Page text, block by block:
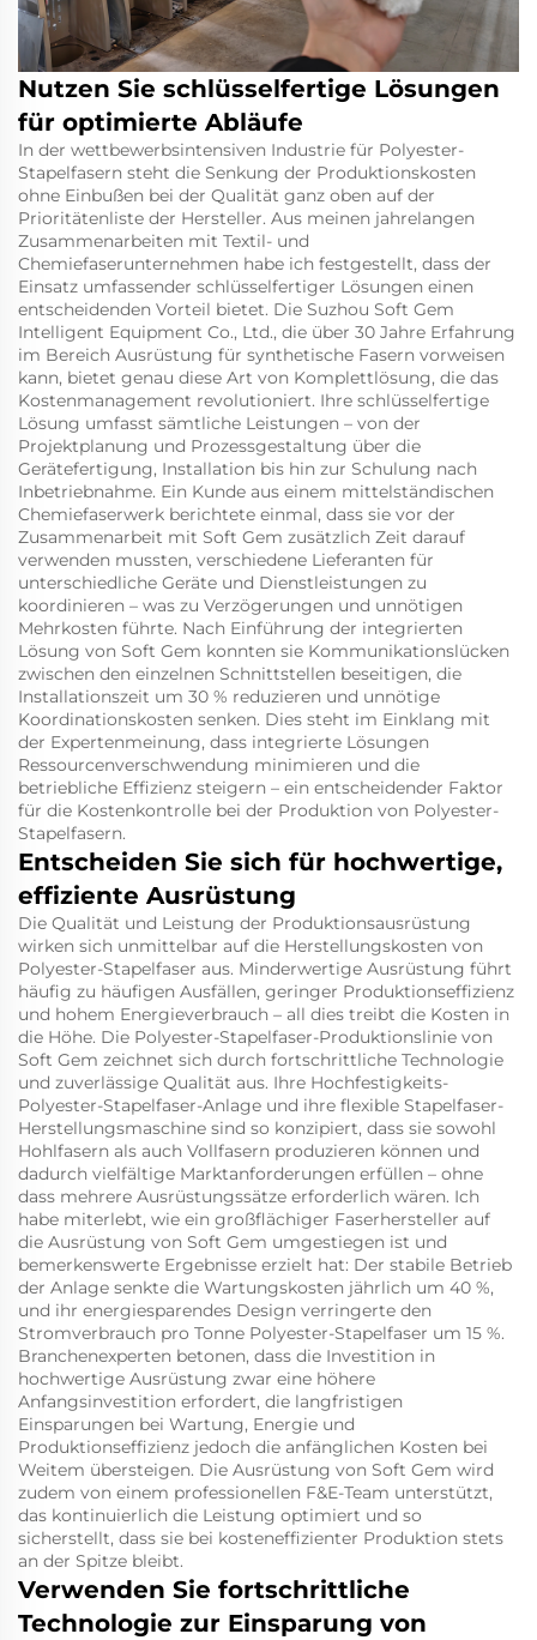
Nutzen Sie schlüsselfertige Lösungen
für optimierte Abläufe
In der wettbewerbsintensiven Industrie für Polyester-
Stapelfasern steht die Senkung der Produktionskosten
ohne Einbußen bei der Qualität ganz oben auf der
Prioritätenliste der Hersteller. Aus meinen jahrelangen
Zusammenarbeiten mit Textil- und
Chemiefaserunternehmen habe ich festgestellt, dass der
Einsatz umfassender schlüsselfertiger Lösungen einen
entscheidenden Vorteil bietet. Die Suzhou Soft Gem
Intelligent Equipment Co., Ltd., die über 30 Jahre Erfahrung
im Bereich Ausrüstung für synthetische Fasern vorweisen
kann, bietet genau diese Art von Komplettlösung, die das
Kostenmanagement revolutioniert. Ihre schlüsselfertige
Lösung umfasst sämtliche Leistungen – von der
Projektplanung und Prozessgestaltung über die
Gerätefertigung, Installation bis hin zur Schulung nach
Inbetriebnahme. Ein Kunde aus einem mittelständischen
Chemiefaserwerk berichtete einmal, dass sie vor der
Zusammenarbeit mit Soft Gem zusätzlich Zeit darauf
verwenden mussten, verschiedene Lieferanten für
unterschiedliche Geräte und Dienstleistungen zu
koordinieren – was zu Verzögerungen und unnötigen
Mehrkosten führte. Nach Einführung der integrierten
Lösung von Soft Gem konnten sie Kommunikationslücken
zwischen den einzelnen Schnittstellen beseitigen, die
Installationszeit um 30 % reduzieren und unnötige
Koordinationskosten senken. Dies steht im Einklang mit
der Expertenmeinung, dass integrierte Lösungen
Ressourcenverschwendung minimieren und die
betriebliche Effizienz steigern – ein entscheidender Faktor
für die Kostenkontrolle bei der Produktion von Polyester-
Stapelfasern.
Entscheiden Sie sich für hochwertige,
effiziente Ausrüstung
Die Qualität und Leistung der Produktionsausrüstung
wirken sich unmittelbar auf die Herstellungskosten von
Polyester-Stapelfaser aus. Minderwertige Ausrüstung führt
häufig zu häufigen Ausfällen, geringer Produktionseffizienz
und hohem Energieverbrauch – all dies treibt die Kosten in
die Höhe. Die Polyester-Stapelfaser-Produktionslinie von
Soft Gem zeichnet sich durch fortschrittliche Technologie
und zuverlässige Qualität aus. Ihre Hochfestigkeits-
Polyester-Stapelfaser-Anlage und ihre flexible Stapelfaser-
Herstellungsmaschine sind so konzipiert, dass sie sowohl
Hohlfasern als auch Vollfasern produzieren können und
dadurch vielfältige Marktanforderungen erfüllen – ohne
dass mehrere Ausrüstungssätze erforderlich wären. Ich
habe miterlebt, wie ein großflächiger Faserhersteller auf
die Ausrüstung von Soft Gem umgestiegen ist und
bemerkenswerte Ergebnisse erzielt hat: Der stabile Betrieb
der Anlage senkte die Wartungskosten jährlich um 40 %,
und ihr energiesparendes Design verringerte den
Stromverbrauch pro Tonne Polyester-Stapelfaser um 15 %.
Branchenexperten betonen, dass die Investition in
hochwertige Ausrüstung zwar eine höhere
Anfangsinvestition erfordert, die langfristigen
Einsparungen bei Wartung, Energie und
Produktionseffizienz jedoch die anfänglichen Kosten bei
Weitem übersteigen. Die Ausrüstung von Soft Gem wird
zudem von einem professionellen F&E-Team unterstützt,
das kontinuierlich die Leistung optimiert und so
sicherstellt, dass sie bei kosteneffizienter Produktion stets
an der Spitze bleibt.
Verwenden Sie fortschrittliche
Technologie zur Einsparung von